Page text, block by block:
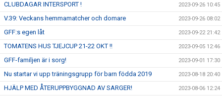
CLUBDAGAR INTERSPORT ! 2023-09-26 10:45
V.39: Veckans hemmamatcher och domare 2023-09-26 08:02
GFF:s egen låt 2023-09-22 21:42
TOMATENS HUS TJEJCUP 21-22 OKT !! 2023-09-05 12:46
GFF-familjen är i sorg! 2023-09-01 17:30
Nu startar vi upp träningsgrupp för barn födda 2019 2023-08-18 20:40
HJÄLP MED ÅTERUPPBYGGNAD AV SARGER! 2023-08-06 12:24